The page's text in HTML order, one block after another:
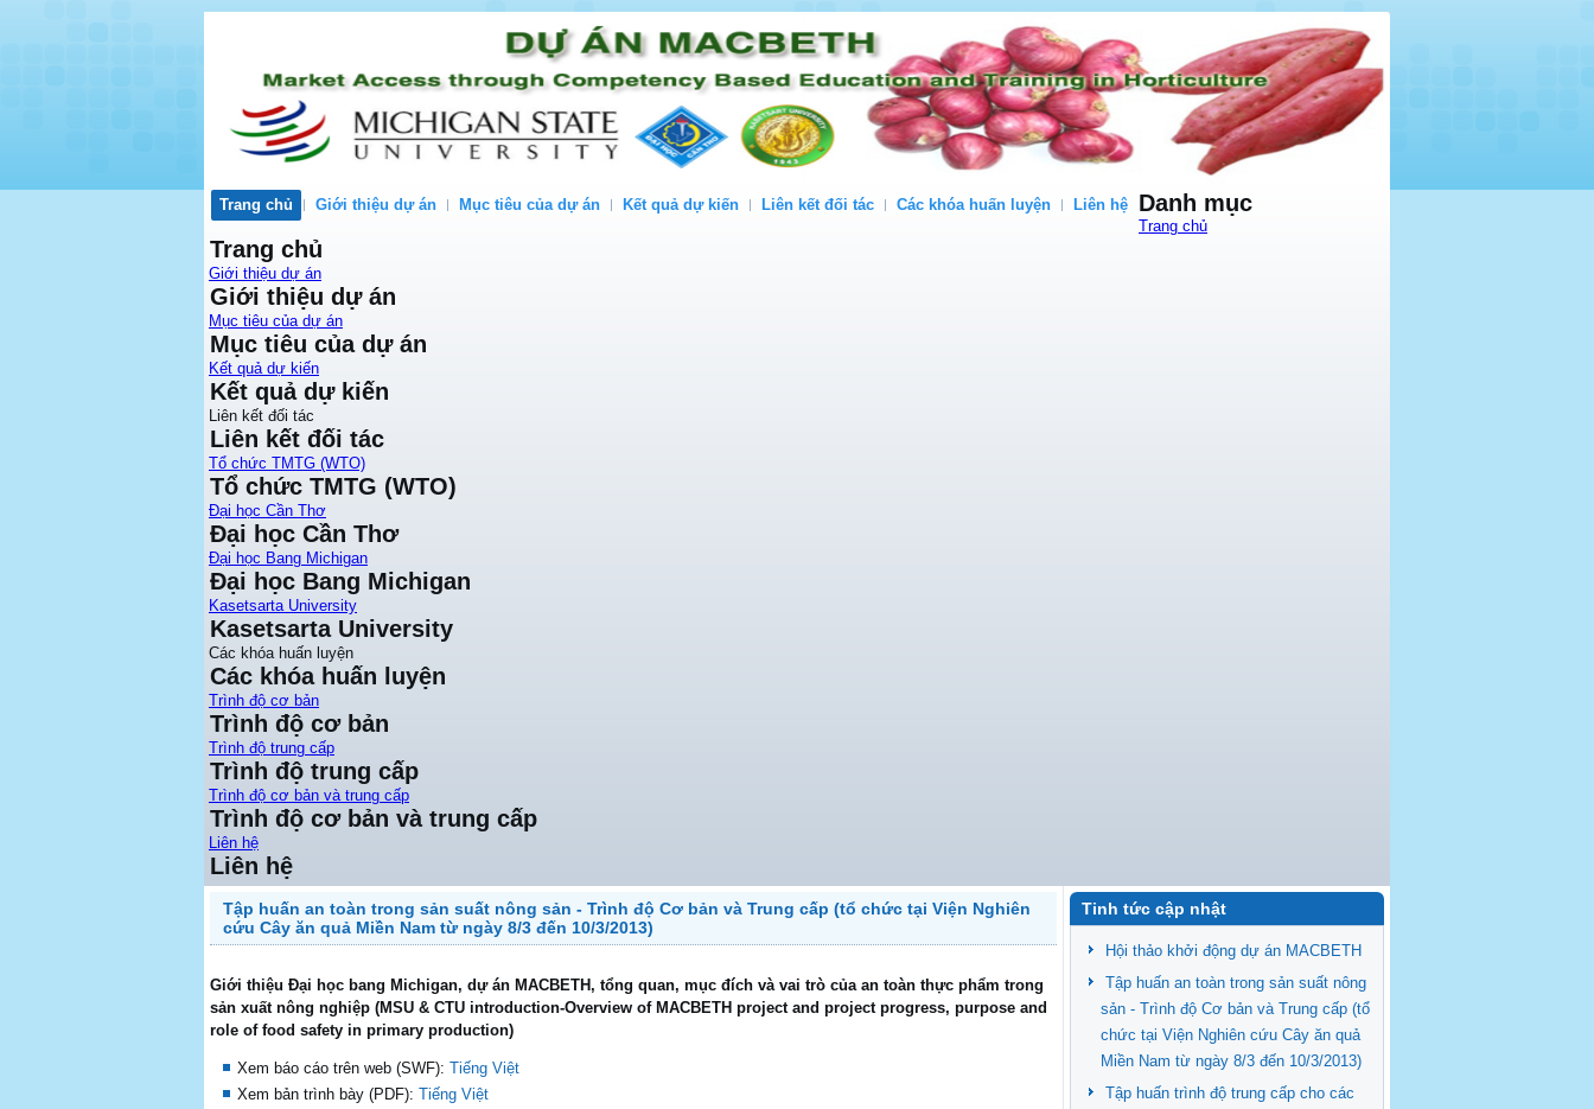
Trang chủ Giới thiệu dự án Mục tiêu của dự án Kết quả dự kiến Liên kết đối tác Các khóa huấn luyện Liên hệ Danh mục
Trang chủ
Trang chủ
Giới thiệu dự án
Giới thiệu dự án
Mục tiêu của dự án
Mục tiêu của dự án
Kết quả dự kiến
Kết quả dự kiến
Liên kết đối tác
Liên kết đối tác
Tổ chức TMTG (WTO)
Tổ chức TMTG (WTO)
Đại học Cần Thơ
Đại học Cần Thơ
Đại học Bang Michigan
Đại học Bang Michigan
Kasetsarta University
Kasetsarta University
Các khóa huấn luyện
Các khóa huấn luyện
Trình độ cơ bản
Trình độ cơ bản
Trình độ trung cấp
Trình độ trung cấp
Trình độ cơ bản và trung cấp
Trình độ cơ bản và trung cấp
Liên hệ
Liên hệ
Tập huấn an toàn trong sản suất nông sản - Trình độ Cơ bản và Trung cấp (tổ chức tại Viện Nghiên
cứu Cây ăn quả Miền Nam từ ngày 8/3 đến 10/3/2013)
Giới thiệu Đại học bang Michigan, dự án MACBETH, tổng quan, mục đích và vai trò của an toàn thực phẩm trong
sản xuất nông nghiệp (MSU & CTU introduction-Overview of MACBETH project and project progress, purpose and
role of food safety in primary production)
Xem báo cáo trên web (SWF): Tiếng Việt
Xem bản trình bày (PDF): Tiếng Việt
Tinh tức cập nhật
Hội thảo khởi động dự án MACBETH
Tập huấn an toàn trong sản suất nông
sản - Trình độ Cơ bản và Trung cấp (tổ
chức tại Viện Nghiên cứu Cây ăn quả
Miền Nam từ ngày 8/3 đến 10/3/2013)
Tập huấn trình độ trung cấp cho các